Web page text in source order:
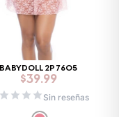
BABYDOLL 2P 7605
$39.99
Sin reseñas